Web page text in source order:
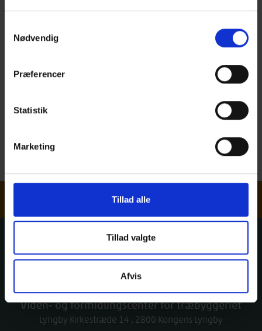
Nødvendig
Præferencer
Statistik
Marketing
Tillad alle
Tillad valgte
Afvis
eller hvis din gamle bog er lidt flosset i kanterne, kan du købe
. Hvis du vil blive rigtig klog på
lærebogen,Beregning af Trækonstruktioner
bygningsingeniørstuderende, men rådgivende ingeniører og
Læs mere om lærebogen, Beregning af forbindelser iht.
Viden- og formidlingscenter for træbyggeriet
Lyngby Kirkestræde 14 2800 Kongens Lyngby